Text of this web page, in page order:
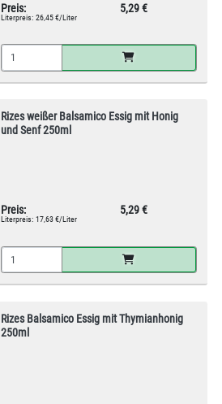
Preis: 5,29 €
Literpreis: 26,45 €/Liter
Rizes weißer Balsamico Essig mit Honig
und Senf 250ml
Preis: 5,29 €
Literpreis: 17,63 €/Liter
Rizes Balsamico Essig mit Thymianhonig
250ml